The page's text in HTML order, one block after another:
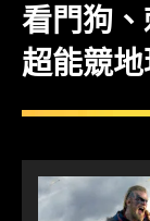
看門狗、
超能競地